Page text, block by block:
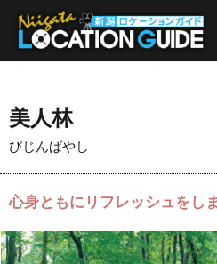
美人林
びじんばやし
心身ともにリフレッシュをし